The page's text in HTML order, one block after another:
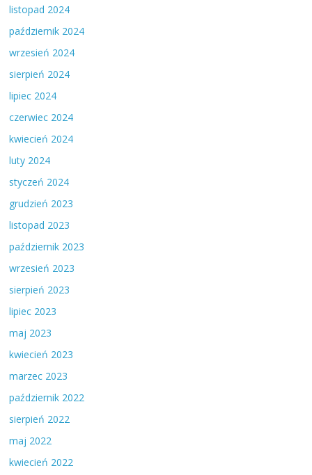
listopad 2024
październik 2024
wrzesień 2024
sierpień 2024
lipiec 2024
czerwiec 2024
kwiecień 2024
luty 2024
styczeń 2024
grudzień 2023
listopad 2023
październik 2023
wrzesień 2023
sierpień 2023
lipiec 2023
maj 2023
kwiecień 2023
marzec 2023
październik 2022
sierpień 2022
maj 2022
kwiecień 2022